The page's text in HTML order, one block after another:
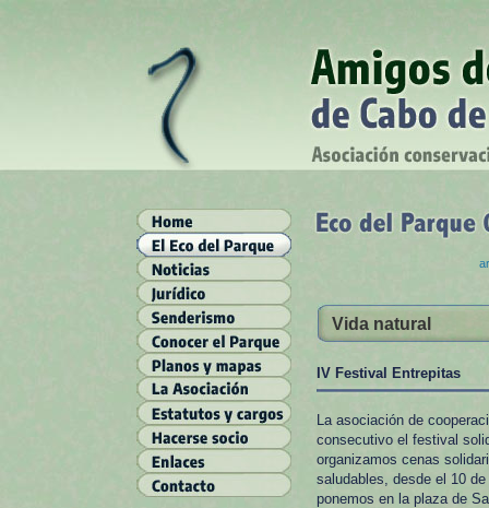
Vida natural
IV Festival Entrepitas
La asociación de
consecutivo el festival
organizamos cenas
saludables, desde el 10
ponemos en la plaza de